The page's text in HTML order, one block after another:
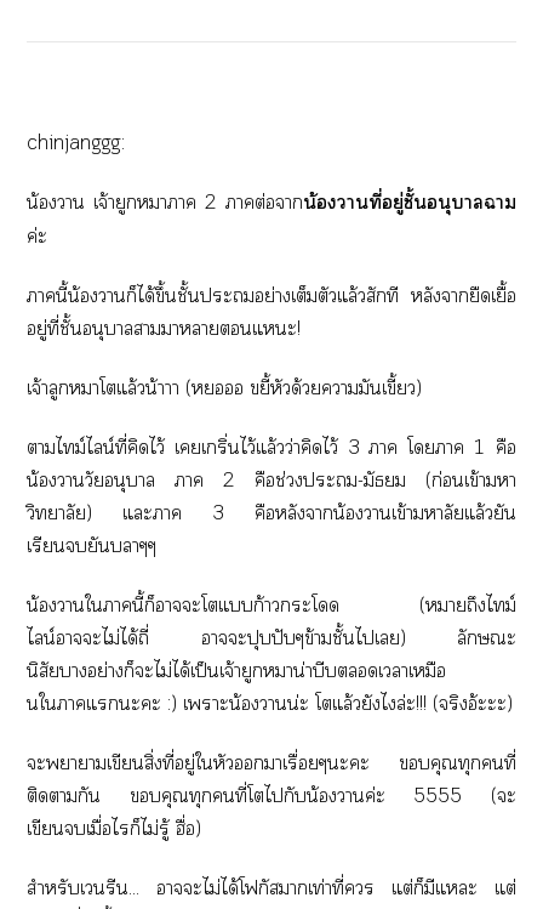
chinjanggg:
น้องา เจ้ายูกาา 2 าต่อาน้องาที่อยู่ชั้นอนุบาลฉาม
ค่ะ
านี้น้องาก็ได้ขึ้นชั้นะอย่างเต็มตัวแล้วสักที หลังายืดเยื้อ
อยู่ที่ชั้นอนุบาลาาาแะ!
เจ้าลูกหมาโแล้วน้าาา (ห ขยี้หัวด้วยามันเขี้ยว)
าไม์ไลน์ที่คิดไว้ เเกริ่นไว้แล้วว่าคิดไว้ 3 า โา 1 คือ
น้องาวัยอนุบาล า 2 คือช่วงะ-มัธยม (ก่อนเข้าา
วิทยาลัย) แะา 3 คือหลังาน้องาเข้ามหาลัยแล้วยัน
เรียนยันบาๆๆ
น้องาใานี้ก็าะโแก้าวะโ (าถึงไม์
ไลน์าะไม่ได้ถี่ าะปุบปับๆข้ามชั้นไเ) ลักษณะ
นิสัยาอย่างก็ะไม่ได้เป็นเจ้ายูกาน่าบีบเาเหมือ
นใาแะะ :) เาะน้องาน่ะ โแล้วยังไล่ะ!!! (จริงอ้ะะะ)
ะาาเขียนสิ่งที่อยู่ใหัวาเรื่อยๆะะ คุณทุกคนที่
ติดากัน คุณทุกคนที่โไกับน้องาค่ะ 5555 (ะ
เขียนเมื่อไรก็ไม่รู้ ฮื่อ)
สำหรับเรีน... าะไม่ได้โฟกัสาเท่าที่ แต่ก็มีแะ แต่